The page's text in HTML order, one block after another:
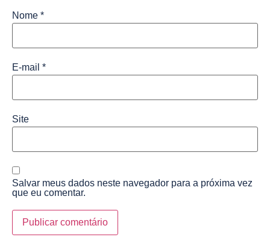
Nome *
E-mail *
Site
Salvar meus dados neste navegador para a próxima vez
que eu comentar.